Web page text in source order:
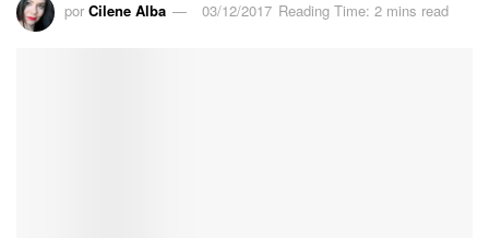
por Cilene Alba 03/12/2017 Reading Time: 2 mins read